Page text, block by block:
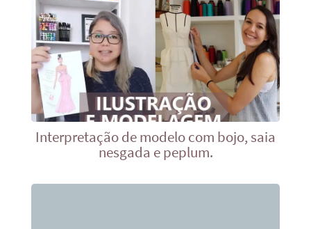
Interpretação de modelo com bojo, saia
nesgada e peplum.